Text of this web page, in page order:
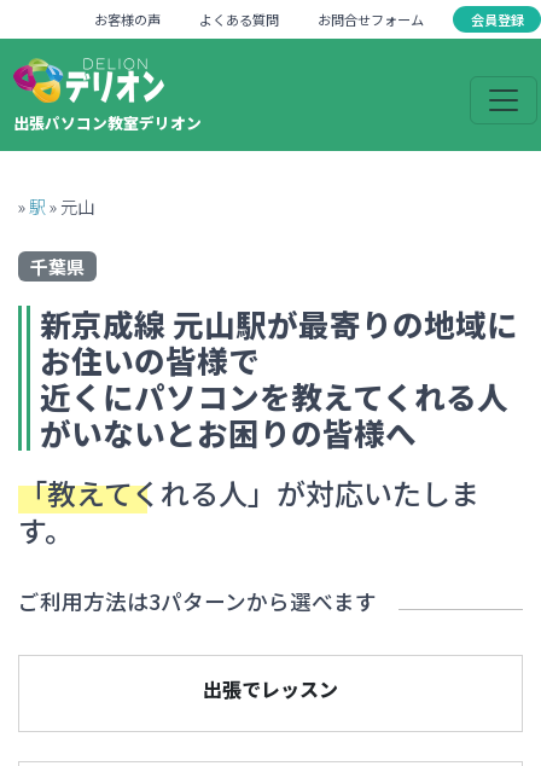
お客様の声 よくある質問 お問合せフォーム 会員登録
出張パソコン教室デリオン
»駅»元山
千葉県
新京成線元山駅が最寄りの地域に
お住いの皆様で
近くにパソコンを教えてくれる人
がいないとお困りの皆様へ
「教えてくれる人」 が対応いたしま
す。
ご利用方法は3パターンから選べます
出張でレッスン